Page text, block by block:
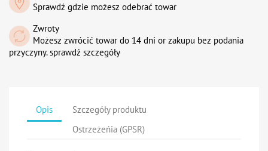
Sprawdź gdzie możesz odebrać towar
Zwroty
Możesz zwrócić towar do 14 dni or zakupu bez podania
przyczyny. sprawdź szczegóły
Opis
Szczegóły produktu
Ostrzeżeńia (GPSR)